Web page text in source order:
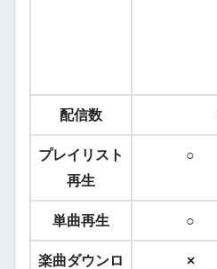
配信数
プレイリスト
再生
○
単曲再生 ○
楽曲ダウンロ
×